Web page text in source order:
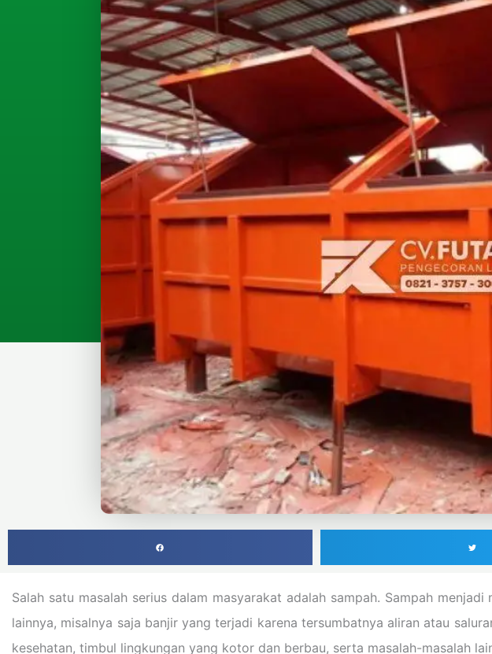
Salah satu masalah serius dalam masyarakat adalah sampah. Sampah
lainnya, misalnya saja banjir yang terjadi karena tersumbatnya aliran atau
kesehatan, timbul lingkungan yang kotor dan berbau, serta masalah-masalah